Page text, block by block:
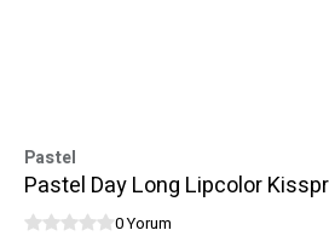
Pastel
Pastel Day Long Lipcolor
0 Yorum